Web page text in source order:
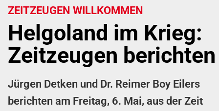
ZEITZEUGEN WILLKOMMEN
Helgoland im Krieg:
Zeitzeugen berichten
Jürgen Detken und Dr. Reimer Boy Eilers
berichten am Freitag, 6. Mai, aus der Zeit